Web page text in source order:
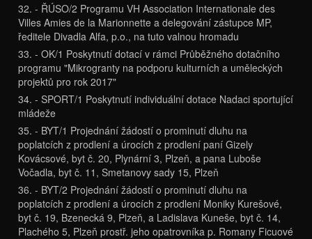
32. - ŘÚSO/2 Programu VH Association Internationale des
Villes Amies de la Marionnette a delegování zástupce MP,
ředitele Divadla Alfa, p.o., na tuto valnou hromadu
33. - OK/1 Poskytnutí dotací v rámci Průběžného dotačního
programu "Mikrogranty na podporu kulturních a uměleckých
projektů pro rok 2017"
34. - SPORT/1 Poskytnutí individuální dotace Nadaci sportující
mládeže
35. - BYT/1 Projednání žádostí o prominutí dluhu na
poplatcích z prodlení a úrocích z prodlení paní Gizely
Kovácsové, byt č. 20, Plynární 3, Plzeň, a pana Luboše
Vočadla, byt č. 11, Smetanovy sady 15, Plzeň
36. - BYT/2 Projednání žádostí o prominutí dluhu na
poplatcích z prodlení a úrocích z prodlení Moniky Kurešové,
byt č. 19, Bzenecká 9, Plzeň, a Ladislava Kuneše, byt č. 14,
Plachého 5, Plzeň prostř. jeho opatrovníka p. Romany Ficuové